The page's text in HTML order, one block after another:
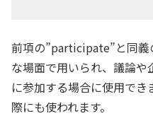
前項の”participate”と同義
な場面で用いられ、議論
に参加する場合に使用でき
際にも使われます。